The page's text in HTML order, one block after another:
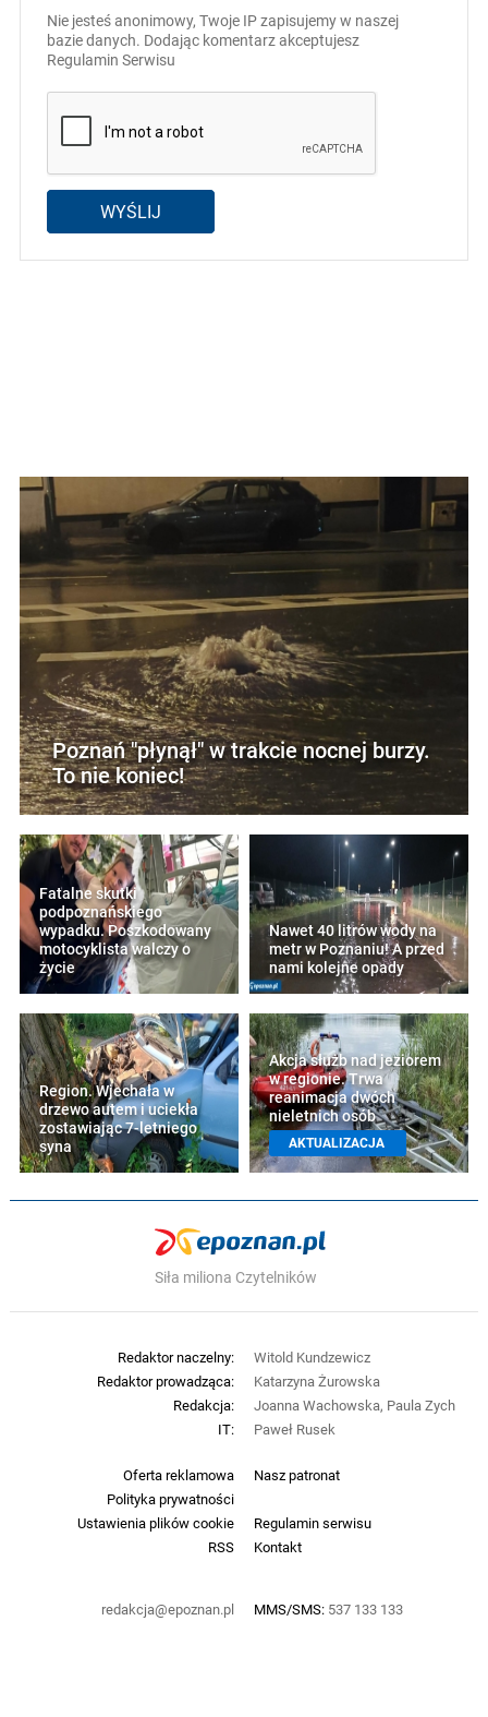
Nie jesteś anonimowy, Twoje IP zapisujemy w naszej
bazie danych. Dodając komentarz akceptujesz
Regulamin Serwisu
WYŚLIJ
Poznań "płynął" w trakcie nocnej burzy.
To nie koniec!
Fatalne skutki
podpoznańskiego
wypadku. Poszkodowany
motocyklista walczy o
życie
Nawet 40 litrów wody na
metr w Poznaniu! A przed
nami kolejne opady
Region. Wjechała w
drzewo autem i uciekła
zostawiając 7-letniego
syna
Akcja służb nad jeziorem
w regionie. Trwa
reanimacja dwóch
nieletnich osób
AKTUALIZACJA
Siła miliona Czytelników
Oferta reklamowa
Nasz patronat
Polityka prywatności
Ustawienia plików cookie
Regulamin serwisu
RSS
Kontakt
redakcja@epoznan.pl MMS/SMS: 537 133 133
Redaktor naczelny:
Witold Kundzewicz
Redaktor prowadząca:
Katarzyna Żurowska
Redakcja:
Joanna Wachowska, Paula Zych
IT:
Paweł Rusek